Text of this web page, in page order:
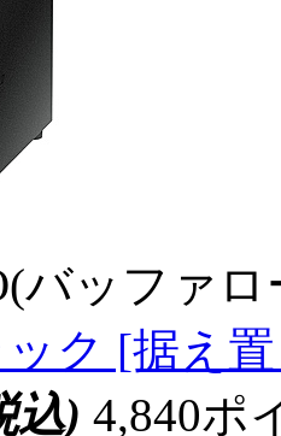
バッファロ
ク [据え
込) 4,840ポ